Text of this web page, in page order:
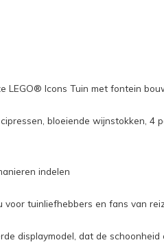
LEGO® Icons Tuin met fontein
bloeiende wijnstokken, 4
indelen
tuinliefhebbers en fans van
displaymodel, dat de